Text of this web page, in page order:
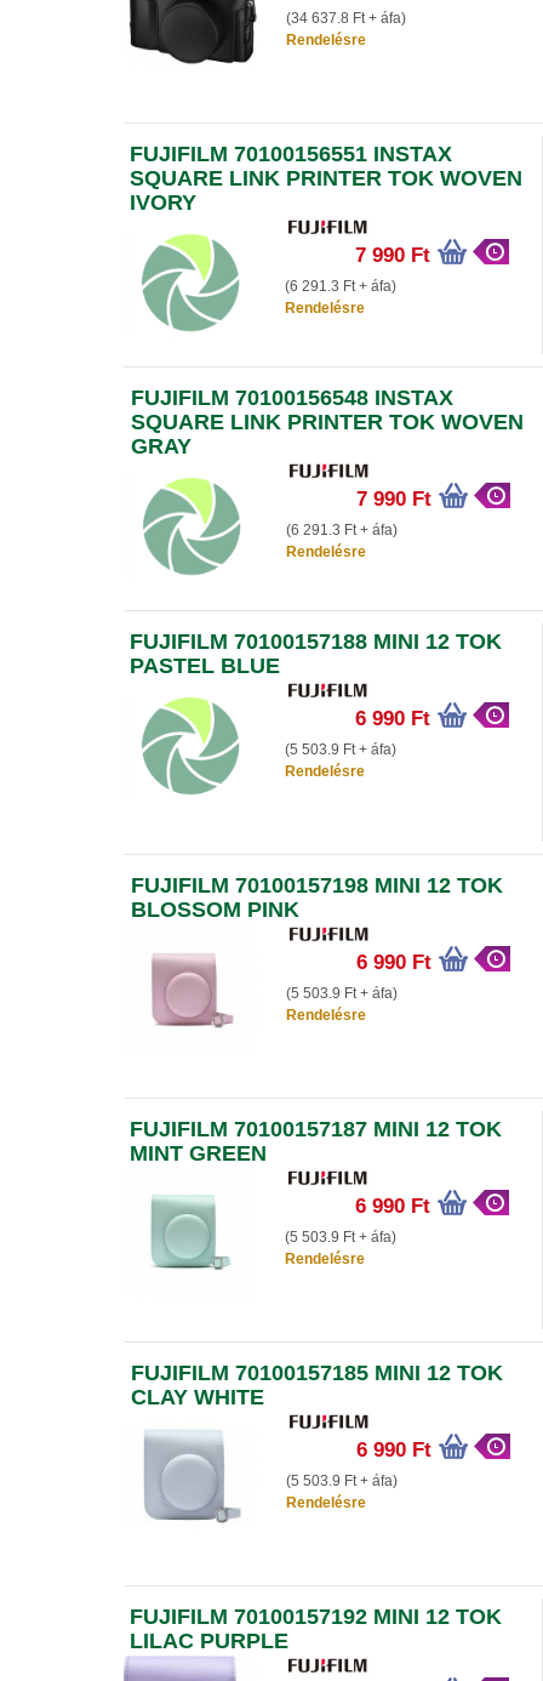
(34 637.8 Ft + áfa)
Rendelésre
FUJIFILM 70100156551 INSTAX
SQUARE LINK PRINTER TOK WOVEN
IVORY
7 990 Ft
(6 291.3 Ft + áfa)
Rendelésre
FUJIFILM 70100156548 INSTAX
SQUARE LINK PRINTER TOK WOVEN
GRAY
7 990 Ft
(6 291.3 Ft + áfa)
Rendelésre
FUJIFILM 70100157188 MINI 12 TOK
PASTEL BLUE
6 990 Ft
(5 503.9 Ft + áfa)
Rendelésre
FUJIFILM 70100157198 MINI 12 TOK
BLOSSOM PINK
6 990 Ft
(5 503.9 Ft + áfa)
Rendelésre
FUJIFILM 70100157187 MINI 12 TOK
MINT GREEN
6 990 Ft
(5 503.9 Ft + áfa)
Rendelésre
FUJIFILM 70100157185 MINI 12 TOK
CLAY WHITE
6 990 Ft
(5 503.9 Ft + áfa)
Rendelésre
FUJIFILM 70100157192 MINI 12 TOK
LILAC PURPLE